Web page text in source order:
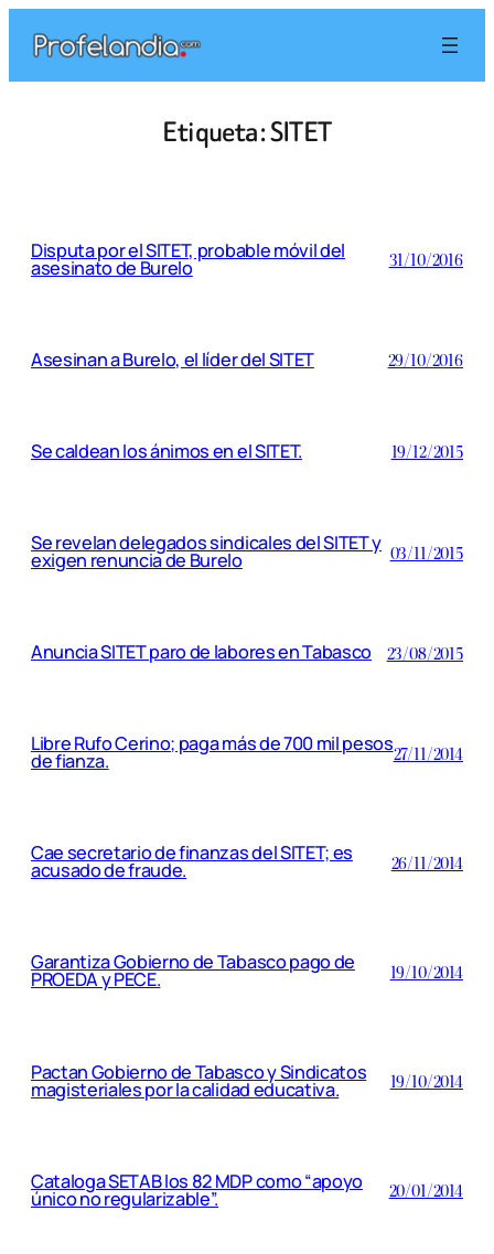
contenido
Etiqueta:SITET
Disputa por el SITET, probable móvil del
asesinato de Burelo 31/10/2016
Asesinan a Burelo, el líder del SITET 29/10/2016
Se caldean los ánimos en el SITET. 19/12/2015
Se revelan delegados sindicales del SITET y
exigen renuncia de Burelo 03/11/2015
Anuncia SITET paro de labores en Tabasco 23/08/2015
Libre Rufo Cerino; paga más de 700 mil pesos
de fianza. 27/11/2014
Cae secretario de finanzas del SITET; es
acusado de fraude. 26/11/2014
Garantiza Gobierno de Tabasco pago de
PROEDA y PECE. 19/10/2014
Pactan Gobierno de Tabasco y Sindicatos
magisteriales por la calidad educativa. 19/10/2014
Cataloga SETAB los 82 MDP como “apoyo
único no regularizable”. 20/01/2014